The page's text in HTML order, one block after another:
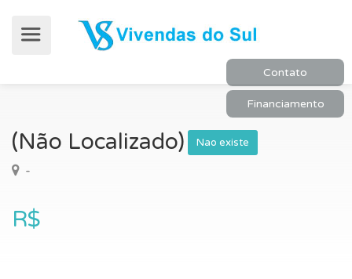
(Não Localizado) Nao existe
-
R$
Contato
Financiamento